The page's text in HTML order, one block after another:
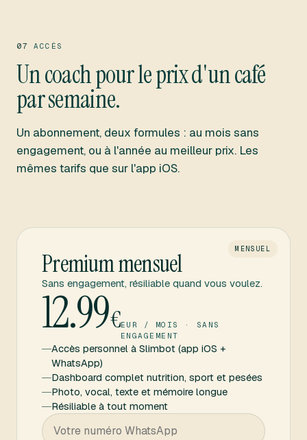
07 ACCÈS
Un coach pour le prix d'un café
par semaine.
Un abonnement, deux formules : au mois sans
engagement, ou à l'année au meilleur prix. Les
mêmes tarifs que sur l'app iOS.
MENSUEL
Premium mensuel
Sans engagement, résiliable quand vous voulez.
12.99€EUR / MOIS · SANS
ENGAGEMENT
Accès personnel à Slimbot (app iOS +
WhatsApp)
Dashboard complet nutrition, sport et pesées
Photo, vocal, texte et mémoire longue
Résiliable à tout moment